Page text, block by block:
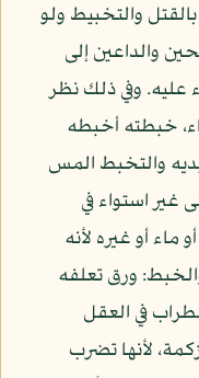
والتخبيط ولو
والداعين إلى
عليه. وفي ذلك نظر
خبطته أخبطه
والتخبط المس
غير استواء في
أو غيره لأنه
ورق تعلفه
في العقل
لأنها تضرب